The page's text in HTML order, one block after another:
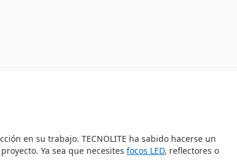
en su trabajo. TECNOLITE ha sabido hacerse un
Ya sea que necesites focos LED, reflectores o